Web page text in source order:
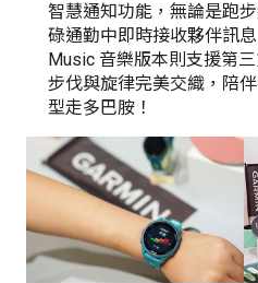
智慧通知功能，無論是跑
碌通勤中即時接收夥伴訊
Music 音樂版本則支援第
步伐與旋律完美交織，陪
型走多巴胺！